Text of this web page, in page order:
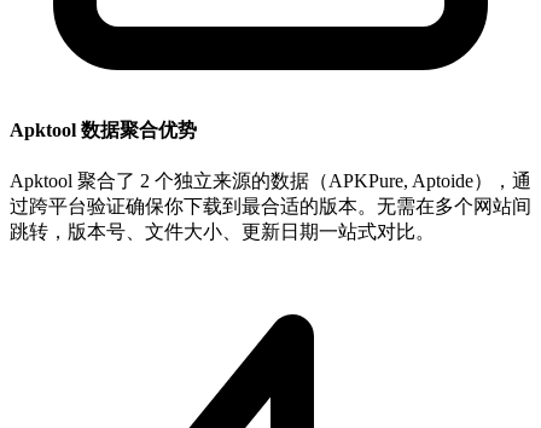
Apktool 数据聚合优势
Apktool 聚合了 2 个独立来源的数据（APKPure, Aptoide），通
过跨平台验证确保你下载到最合适的版本。无需在多个网站间
跳转，版本号、文件大小、更新日期一站式对比。